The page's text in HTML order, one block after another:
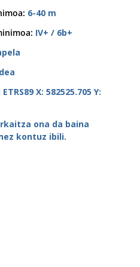
: 6-40 m
: IV+ / 6b+
X: 582525.705 Y:
ona da baina
kontuz ibili.